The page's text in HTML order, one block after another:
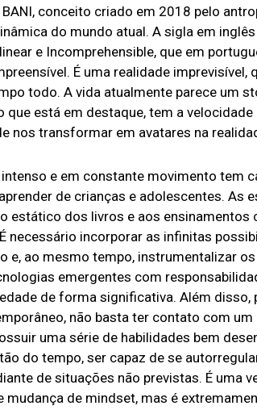
BANI, conceito criado em 2018 pelo
do mundo atual. A sigla em
e Incomprehensible, que em
É uma realidade imprevisível,
todo. A vida atualmente parece um
que está em destaque, tem a
nos transformar em avatares na
intenso e em constante movimento tem
de crianças e adolescentes. As
estático dos livros e aos
necessário incorporar as infinitas
e, ao mesmo tempo, instrumentalizar
emergentes com
de forma significativa. Além
não basta ter contato com
uma série de habilidades bem
do tempo, ser capaz de se
de situações não previstas. É uma
mudança de mindset, mas é